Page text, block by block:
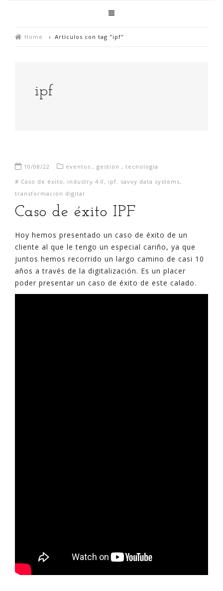
Home › Artículos con tag "ipf"
ipf
10/08/22 eventos , gestión , tecnología
# Caso de éxito , industry 4.0 , ipf, savvy data systems,
transformación digital
Caso de éxito IPF
Hoy hemos presentado un caso de éxito de un
cliente al que le tengo un especial cariño, ya que
juntos hemos recorrido un largo camino de casi 10
años a través de la digitalización. Es un placer
poder presentar un caso de éxito de este calado.